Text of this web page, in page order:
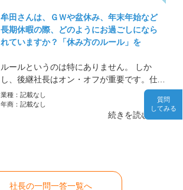
牟田さんは、ＧＷや盆休み、年末年始など
長期休暇の際、どのようにお過ごしになら
れていますか？「休み方のルール」を
ルールというのは特にありません。 しか
し、後継社長はオン・オフが重要です。仕事
以外に熱中するものがあるのはいいことで
す。ゴルフ、ダイビング、マラソン、釣り、
登山、絵画、唄、車…などなど
業種： 記載なし
年商： 記載なし
続きを読む ＞
社長の一問一答一覧へ
質問
してみる